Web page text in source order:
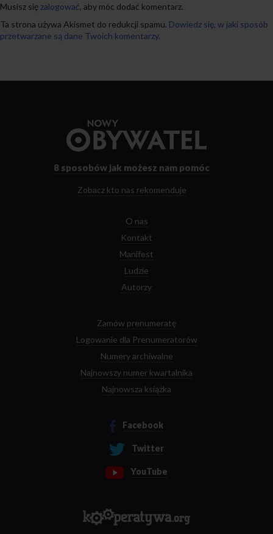
Musisz się zalogować, aby móc dodać komentarz.
Ta strona używa Akismet do redukcji spamu. Dowiedz się, w jaki sposób
przetwarzane są dane Twoich komentarzy.
strony
8 sposobów jak możesz nam pomóc
Zobacz kto nas rekomenduje
O nas
Kontakt
Manifest
Ludzie
Autorzy
Zamów prenumeratę
Logowanie dla Prenumeratorów
Numery archiwalne
Najnowszy numer kwartalnika
Najnowsza książka
Facebook
Twitter
YouTube